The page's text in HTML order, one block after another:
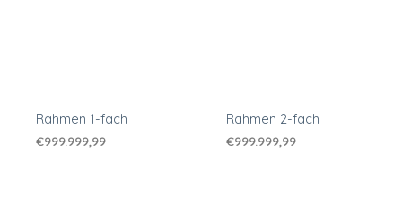
Rahmen 1-fach
€999.999,99
Rahmen 2-fach
€999.999,99